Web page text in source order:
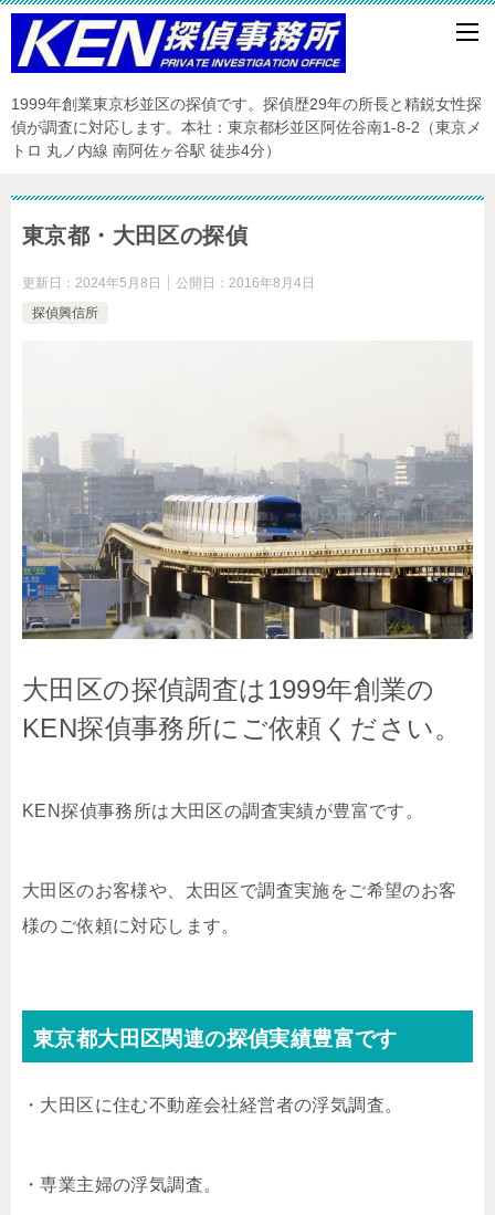
1999年創業東京杉並区の探偵です。探偵歴29年の所長と精鋭女性探
偵が調査に対応します。本社：東京都杉並区阿佐谷南1‐8‐2（東京メ
トロ 丸ノ内線 南阿佐ヶ谷駅 徒歩4分）
東京都・大田区の探偵
更新日： 2024年5月8日 公開日： 2016年8月4日
探偵興信所
大田区の探偵調査は1999年創業の
KEN探偵事務所にご依頼ください。
KEN探偵事務所は大田区の調査実績が豊富です。
大田区のお客様や、太田区で調査実施をご希望のお客
様のご依頼に対応します。
東京都大田区関連の探偵実績豊富です
・大田区に住む不動産会社経営者の浮気調査。
・専業主婦の浮気調査。